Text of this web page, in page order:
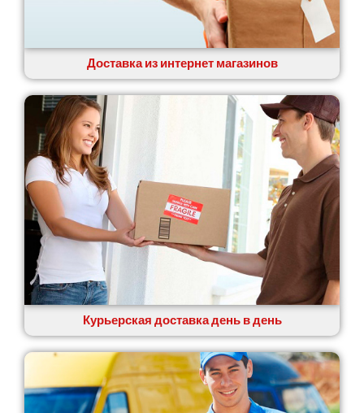
Доставка из интернет магазинов
Курьерская доставка день в день